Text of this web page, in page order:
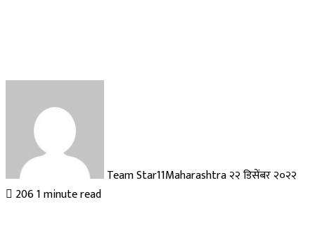
Team Star11Maharashtra२२ डिसेंबर २०२२
2061 minute read